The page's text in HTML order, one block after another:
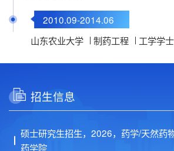
2010.09-2014.06
山东农业大学
制药工程 工学学
招生信息
硕士研究生招生，2026，药学/天然药
药学院